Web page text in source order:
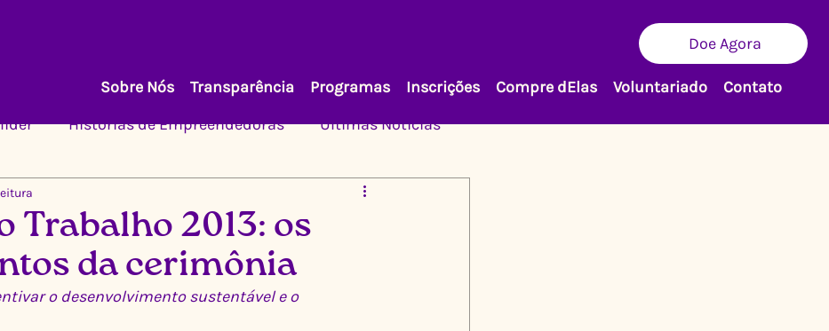
Doe Agora
Sobre Nós Transparência Programas Inscrições Compre dElas Voluntariado
Contato
Histórias de Empreendedoras Últimas Notícias
Trabalho 2013: os
da cerimônia
o desenvolvimento sustentável e o